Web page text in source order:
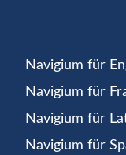
Navigium für
Navigium für
Navigium für
Navigium für